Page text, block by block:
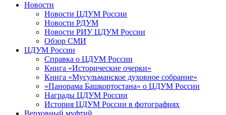
Новости
Новости ЦДУМ России
Новости РДУМ
Новости РИУ ЦДУМ России
Обзор СМИ
ЦДУМ России
Справка о ЦДУМ России
Книга «Исторические очерки»
Книга «Мусульманское духовное собрание»
«Панорама Башкортостана» о ЦДУМ России
Награды ЦДУМ России
История ЦДУМ России в фотографиях
Верховный муфтий